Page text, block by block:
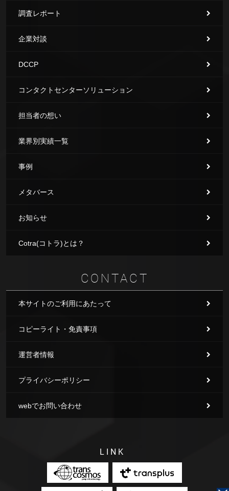
調査レポート
企業対談
DCCP
コンタクトセンターソリューション
担当者の想い
業界別実績一覧
事例
メタバース
お知らせ
Cotra(コトラ)とは？
CONTACT
本サイトのご利用にあたって
コピーライト・免責事項
運営者情報
プライバシーポリシー
webでお問い合わせ
LINK